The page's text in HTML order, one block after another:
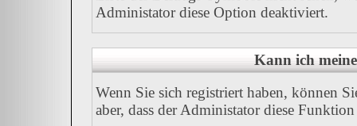
Administator diese Option deaktiviert.
Kann ich
Wenn Sie sich registriert haben, können
aber, dass der Administator diese